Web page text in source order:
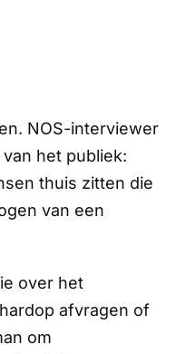
NOS-interviewer
het publiek:
thuis zitten die
van een
over het
afvragen of
om